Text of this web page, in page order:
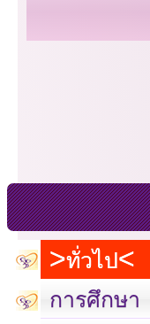
ทั่วไป
การศึกษา